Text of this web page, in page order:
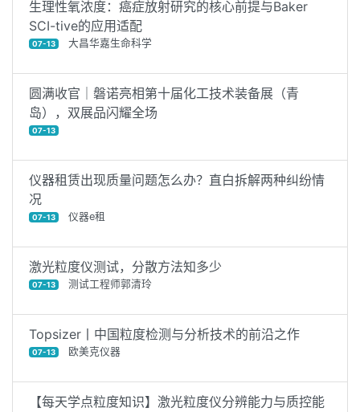
生理性氧浓度：癌症放射研究的核心前提与Baker
SCI-tive的应用适配
07-13 大昌华嘉生命科学
圆满收官｜磐诺亮相第十届化工技术装备展（青
岛），双展品闪耀全场
07-13
仪器租赁出现质量问题怎么办？直白拆解两种纠纷情
况
07-13 仪器e租
激光粒度仪测试，分散方法知多少
07-13 测试工程师郭清玲
Topsizer丨中国粒度检测与分析技术的前沿之作
07-13 欧美克仪器
【每天学点粒度知识】激光粒度仪分辨能力与质控能